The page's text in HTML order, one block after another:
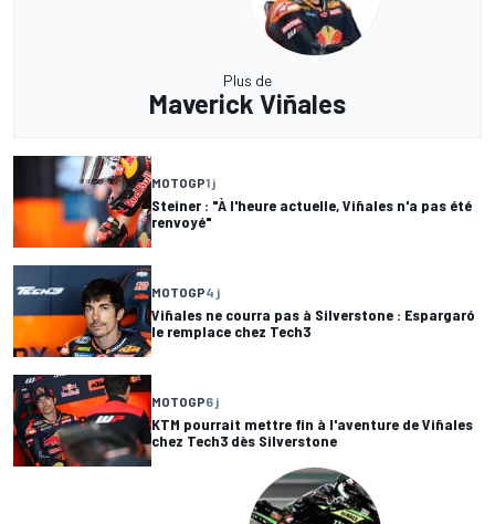
Plus de
Maverick Viñales
MOTOGP1 j
Steiner : "À l'heure actuelle, Viñales n'a pas été
renvoyé"
MOTOGP4 j
Viñales ne courra pas à Silverstone : Espargaró
le remplace chez Tech3
MOTOGP6 j
KTM pourrait mettre fin à l'aventure de Viñales
chez Tech3 dès Silverstone